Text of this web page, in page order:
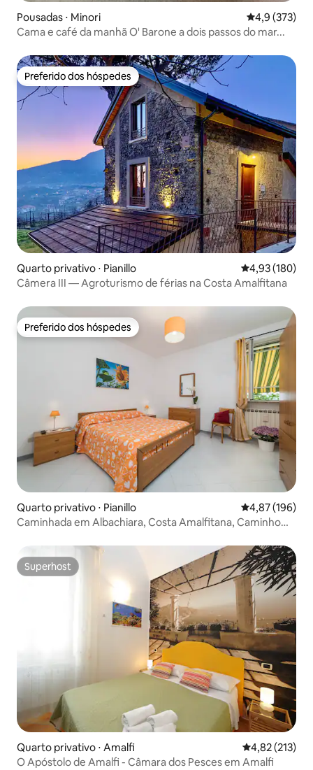
Pousadas ⋅ Minori 4,9 de uma
4,9 (373)
Cama e café da manhã O' Barone a dois passos do mar...
Preferido dos hóspedes
Preferido dos hóspedes
Quarto privativo ⋅ Pianillo 4,93 de uma
4,93 (180)
Câmera III — Agroturismo de férias na Costa Amalfitana
Preferido dos hóspedes
Preferido dos hóspedes
Quarto privativo ⋅ Pianillo 4,87 de uma
4,87 (196)
Caminhada em Albachiara, Costa Amalfitana, Caminho
Superhost
Superhost
Quarto privativo ⋅ Amalfi 4,82 de uma
4,82 (213)
O Apóstolo de Amalfi - Câmara dos Pesces em Amalfi